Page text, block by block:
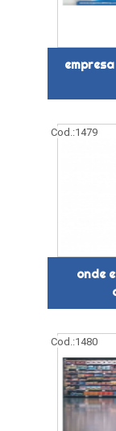
Cod.:1479
onde
Cod.:1480